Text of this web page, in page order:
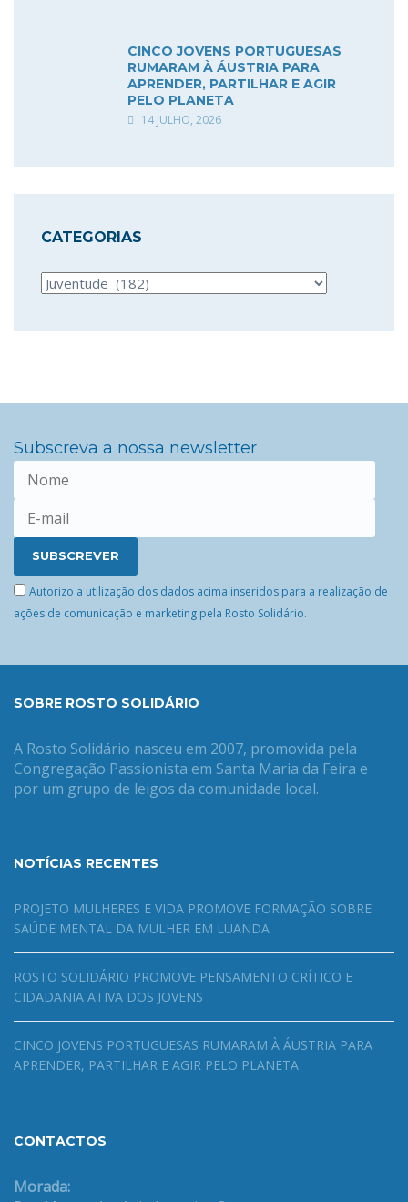
CINCO JOVENS PORTUGUESAS
RUMARAM À ÁUSTRIA PARA
APRENDER, PARTILHAR E AGIR
PELO PLANETA
14 JULHO, 2026
CATEGORIAS
Categorias
Subscreva a nossa newsletter
Autorizo a utilização dos dados acima inseridos para a realização de
ações de comunicação e marketing pela Rosto Solidário.
SOBRE ROSTO SOLIDÁRIO
A Rosto Solidário nasceu em 2007, promovida pela
Congregação Passionista em Santa Maria da Feira e
por um grupo de leigos da comunidade local.
NOTÍCIAS RECENTES
PROJETO MULHERES E VIDA PROMOVE FORMAÇÃO SOBRE
SAÚDE MENTAL DA MULHER EM LUANDA
ROSTO SOLIDÁRIO PROMOVE PENSAMENTO CRÍTICO E
CIDADANIA ATIVA DOS JOVENS
CINCO JOVENS PORTUGUESAS RUMARAM À ÁUSTRIA PARA
APRENDER, PARTILHAR E AGIR PELO PLANETA
CONTACTOS
Morada: